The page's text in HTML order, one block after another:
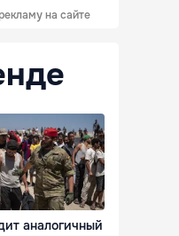
на сайте
аналогичный